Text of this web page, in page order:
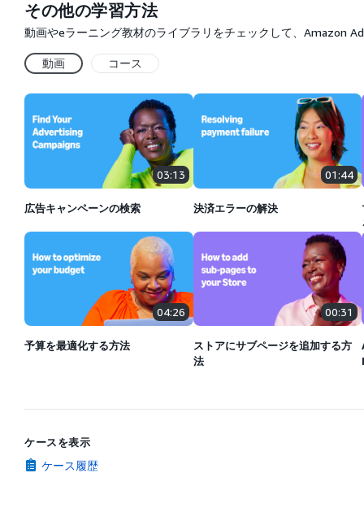
その他の学習方法
動画やeラーニング教材のライブラリをチェックして、Amazon
動画 コース
03:13
広告キャンペーンの検索
01:44
決済エラーの解決
04:26
予算を最適化する方法
00:31
ストアにサブページを追加する方
法
ケースを表示
ケース履歴